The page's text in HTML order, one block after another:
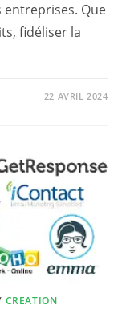
Que
fidéliser la
22 AVRIL 2024
CREATION